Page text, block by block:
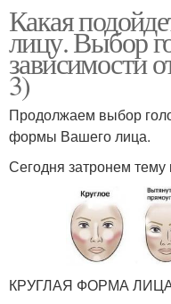
Какая
лицу. Выбор
зависимости
3)
Продолжаем выбор
формы Вашего лица.
Сегодня затронем тему
КРУГЛАЯ ФОРМА